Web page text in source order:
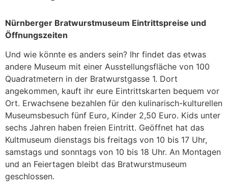
Nürnberger Bratwurstmuseum Eintrittspreise und
Öffnungszeiten
Und wie könnte es anders sein? Ihr findet das etwas
andere Museum mit einer Ausstellungsfläche von 100
Quadratmetern in der Bratwurstgasse 1. Dort
angekommen, kauft ihr eure Eintrittskarten bequem vor
Ort. Erwachsene bezahlen für den kulinarisch-kulturellen
Museumsbesuch fünf Euro, Kinder 2,50 Euro. Kids unter
sechs Jahren haben freien Eintritt. Geöffnet hat das
Kultmuseum dienstags bis freitags von 10 bis 17 Uhr,
samstags und sonntags von 10 bis 18 Uhr. An Montagen
und an Feiertagen bleibt das Bratwurstmuseum
geschlossen.